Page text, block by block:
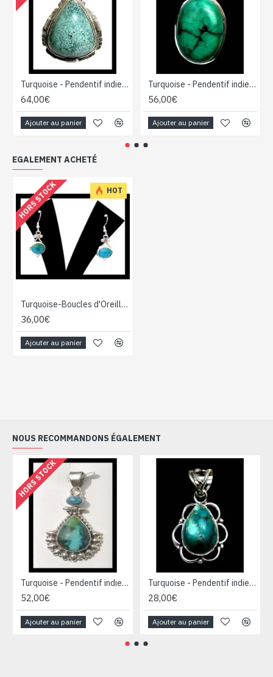
Turquoise - Pendentif indien Turquoise - Bijoux Inde
64,00€
Ajouter au panier
Turquoise - Pendentif indien Turquoise - Bijoux Inde
56,00€
Ajouter au panier
EGALEMENT ACHETÉ
HOT
HORS STOCK
Turquoise-Boucles d'Oreilles indiennes Turquoise-Bijoux Inde
36,00€
Ajouter au panier
NOUS RECOMMANDONS ÉGALEMENT
HORS STOCK
Turquoise - Pendentif indien Turquoise - Bijoux Inde
52,00€
Ajouter au panier
Turquoise - Pendentif indien Turquoise - Bijoux Inde
28,00€
Ajouter au panier